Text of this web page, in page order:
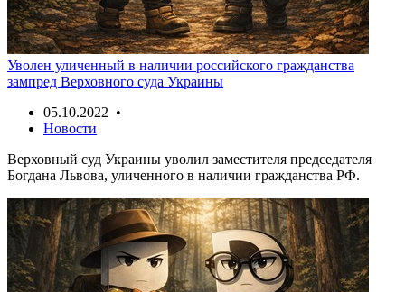
Уволен уличенный в наличии российского гражданства
зампред Верховного суда Украины
05.10.2022 •
Новости
Верховный суд Украины уволил заместителя председателя
Богдана Львова, уличенного в наличии гражданства РФ.